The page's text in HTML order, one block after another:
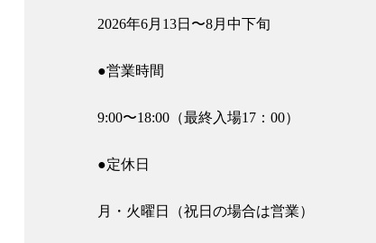
2026年6月13日〜8月中下旬
●営業時間
9:00〜18:00（最終入場17：00）
●定休日
月・火曜日（祝日の場合は営業）